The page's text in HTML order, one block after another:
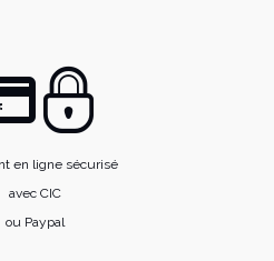
en ligne sécurisé
avec CIC
ou Paypal